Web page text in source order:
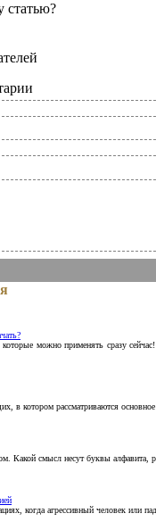
статью?
можно применять сразу
в котором рассматриваются
Какой смысл несут буквы алфавита,
когда агрессивный человек или